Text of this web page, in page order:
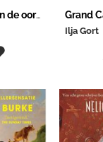
Aan het einde van de oorlog Grand
Ilja Gort